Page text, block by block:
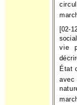
[02-
vie
État